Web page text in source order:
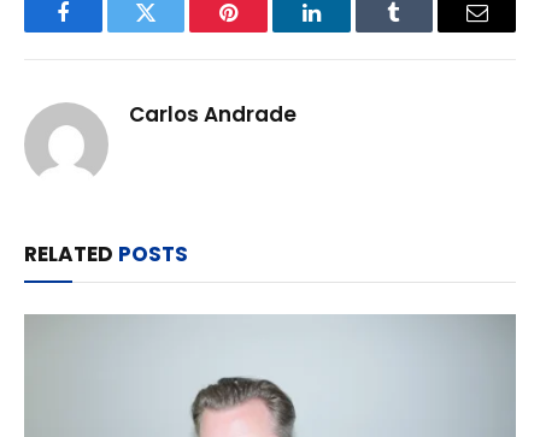
FacebookTwitter Pinterest LinkedInTumblr Email
Carlos Andrade
RELATED POSTS